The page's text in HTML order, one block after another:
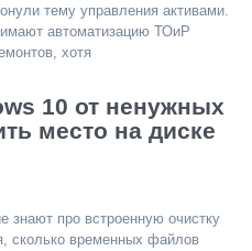
тему управления активами.
автоматизацию ТОиР
хотя
10 от ненужных
место на диске
знают про встроенную очистку
сколько временных файлов